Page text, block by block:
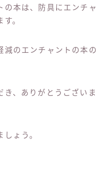
の本は、防具にエンチャ
。
減のエンチャントの本の
き、ありがとうございま
ょう。